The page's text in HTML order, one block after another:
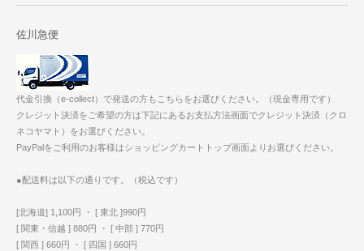
佐川急便
代金引換（e-collect）で発送の方もこちらをお選びください。（現金専用です）
クレジット決済をご希望の方は下記にあるお支払方法画面でクレジット決済（クロ
ネコヤマト）をお選びください。
PayPalをご利用のお客様はショッピングカートトップ画面よりお選びください。
●配送料は以下の通りです。（税込です）
[北海道] 1,100円 ・ [ 東北 ]990円
[ 関東・信越 ] 880円 ・ [ 中部 ] 770円
[ 関西 ] 660円 ・ [ 四国 ] 660円